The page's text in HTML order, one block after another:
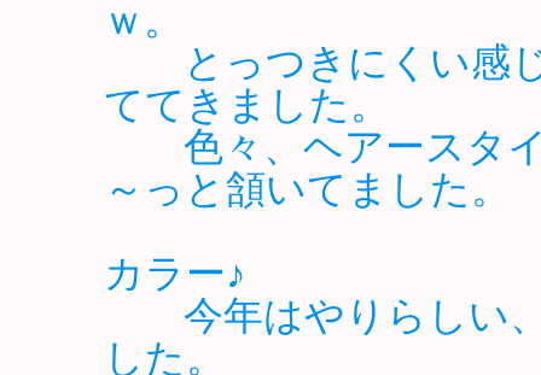
ｗ。
とっつきにくい感じ
ててきました。
色々、ヘアースタイ
～っと頷いてました。
カラー♪
今年はやりらしい、
した。